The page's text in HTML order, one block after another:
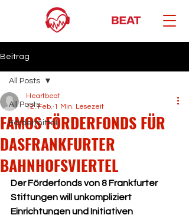
Beitrag
All Posts
Fördermittel
All Posts
FAMOS FÖRDERFONDS FÜR
DASFRANKFURTER
BAHNHOFSVIERTEL
Heartbeat
12. Feb. 1 Min. Lesezeit
Der Förderfonds von 8 Frankfurter
Stiftungen will unkompliziert
Einrichtungen und Initiativen